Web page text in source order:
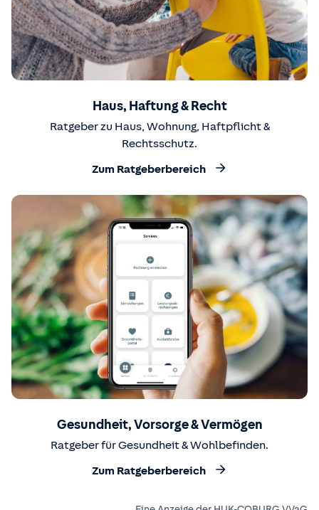
Haus, Haftung & Recht
Ratgeber zu Haus, Wohnung, Haftpflicht &
Rechtsschutz.
Zum Ratgeberbereich
Gesundheit, Vorsorge & Vermögen
Ratgeber für Gesundheit & Wohlbefinden.
Zum Ratgeberbereich